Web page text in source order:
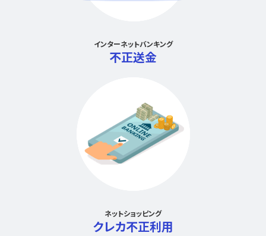
インターネットバンキング
不正送金
ネットショッピング
クレカ不正利用